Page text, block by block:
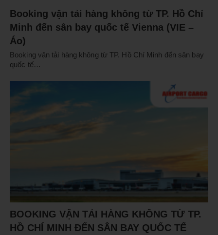
Booking vận tải hàng không từ TP. Hồ Chí
Minh đến sân bay quốc tế Vienna (VIE –
Áo)
Booking vận tải hàng không từ TP. Hồ Chí Minh đến sân bay
quốc tế…
BOOKING VẬN TẢI HÀNG KHÔNG TỪ TP.
HỒ CHÍ MINH ĐẾN SÂN BAY QUỐC TẾ